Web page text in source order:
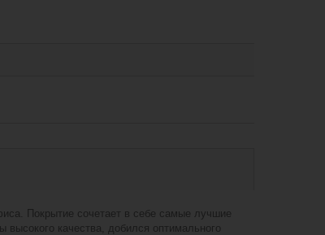
Покрытие сочетает в себе самые лучшие
высокого качества, добился оптимального